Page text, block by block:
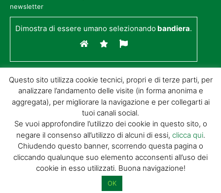
newsletter
Dimostra di essere umano selezionando bandiera.
© GIORGIO TESI EDITRICE S.R.L. | P.IVA
01732650476 | VIA DI BADIA 14 – 51100 LOC.
BOTTEGONE (PISTOIA) |POWERED BY
ALLYMIND
Cookie Policy
Condizioni
di vendita|Site Map
Questo sito utilizza cookie tecnici, propri e di terze parti, per
analizzare l’andamento delle visite (in forma anonima e
aggregata), per migliorare la navigazione e per collegarti ai
tuoi canali social.
Se vuoi approfondire l’utilizzo dei cookie in questo sito, o
negare il consenso all’utilizzo di alcuni di essi, clicca qui.
Chiudendo questo banner, scorrendo questa pagina o
cliccando qualunque suo elemento acconsenti all’uso dei
cookie in esso utilizzati. Buona navigazione!
OK